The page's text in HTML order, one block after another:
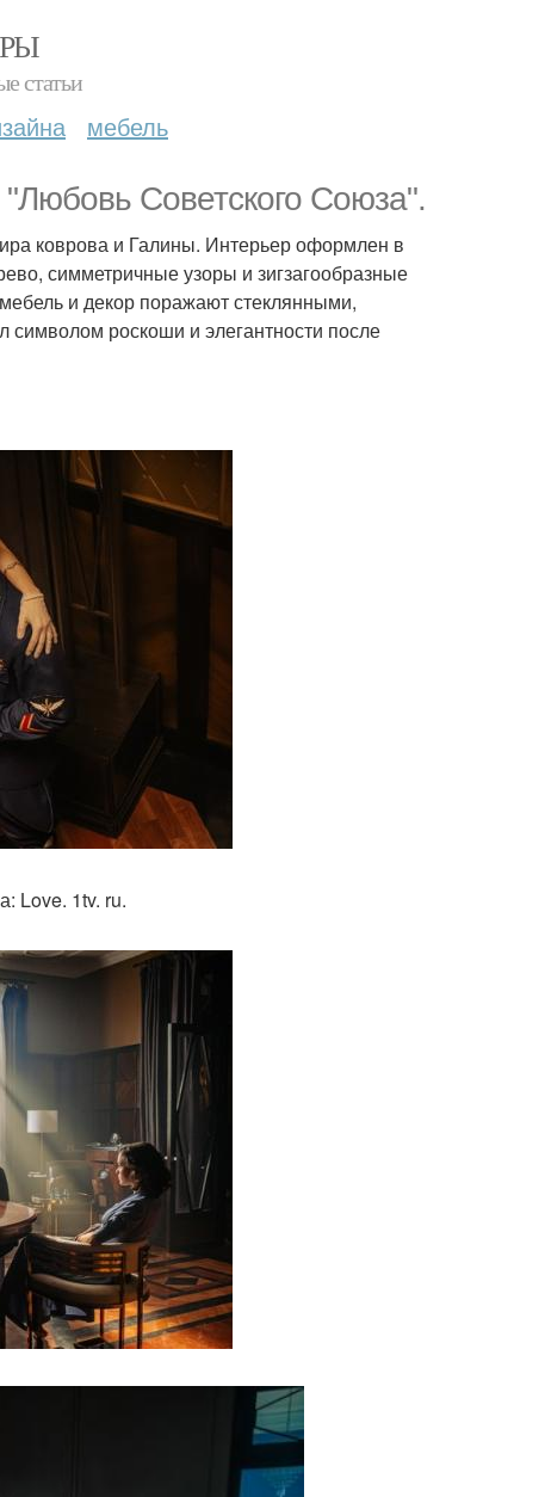
статьи
мебель
Советского Союза".
коврова и Галины. Интерьер оформлен в
симметричные узоры и зигзагообразные
и декор поражают стеклянными,
символом роскоши и элегантности после
Love. 1tv. ru.